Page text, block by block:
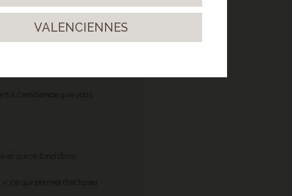
de se soucié des tâches
poser du parquet ne
à l'ambiance que vous
et qui ce fond dans
ce qui permet d'éclipser
VALENCIENNES